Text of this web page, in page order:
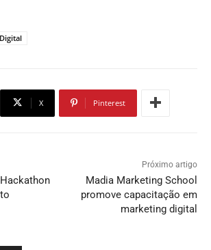
X Pinterest
Próximo artigo
Madia Marketing School
promove capacitação em
marketing digital